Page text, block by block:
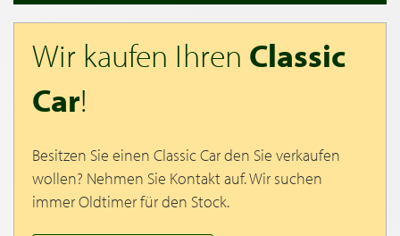
Wir kaufen Ihren Classic
Car!
Besitzen Sie einen Classic Car den Sie verkaufen
wollen? Nehmen Sie Kontakt auf. Wir suchen
immer Oldtimer für den Stock.